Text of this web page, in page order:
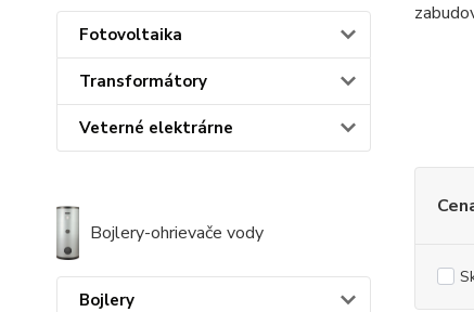
Fotovoltaika
Transformátory
Veterné elektrárne
Bojlery-ohrievače vody
Bojlery